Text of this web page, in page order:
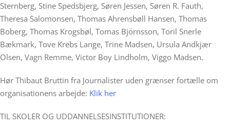
Sternberg, Stine Spedsbjerg, Søren Jessen, Søren R. Fauth,
Theresa Salomonsen, Thomas Ahrensbøll Hansen, Thomas
Boberg, Thomas Krogsbøl, Tomas Björnsson, Toril Snerle
Bækmark, Tove Krebs Lange, Trine Madsen, Ursula Andkjær
Olsen, Vagn Remme, Victor Boy Lindholm, Viggo Madsen.
Hør Thibaut Bruttin fra Journalister uden grænser fortælle om
organisationens arbejde: Klik her
TIL SKOLER OG UDDANNELSESINSTITUTIONER: